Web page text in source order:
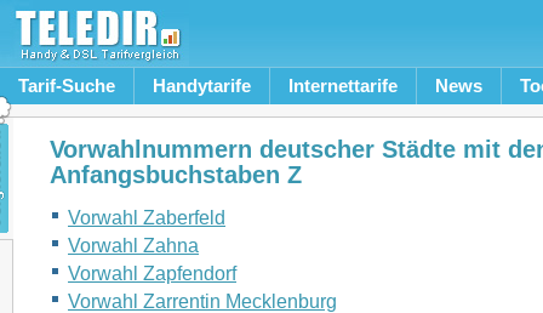
Tarif-Suche Handytarife Internettarife News
Vorwahlnummern deutscher Städte mit
Anfangsbuchstaben Z
Vorwahl Zaberfeld
Vorwahl Zahna
Vorwahl Zapfendorf
Vorwahl Zarrentin Mecklenburg